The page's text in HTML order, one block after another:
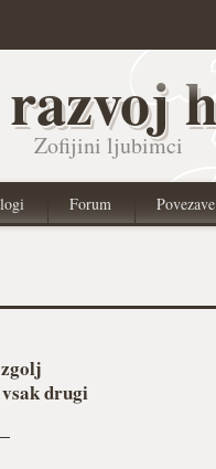
Zofijini ljubimci
Forum Povezave
drugi